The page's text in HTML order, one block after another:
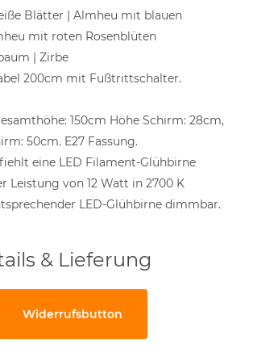
Blätter | Almheu mit blauen
mit roten Rosenblüten
| Zirbe
200cm mit Fußtrittschalter.
150cm Höhe Schirm: 28cm,
50cm. E27 Fassung.
eine LED Filament-Glühbirne
Leistung von 12 Watt in 2700 K
LED-Glühbirne dimmbar.
& Lieferung
Widerrufsbutton